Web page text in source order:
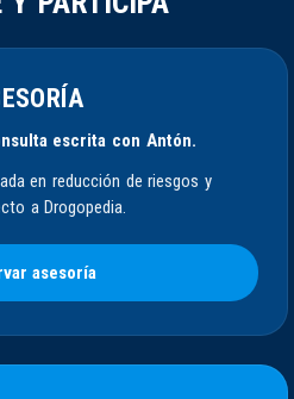
escrita con Antón.
en reducción de riesgos y
a Drogopedia.
asesoría